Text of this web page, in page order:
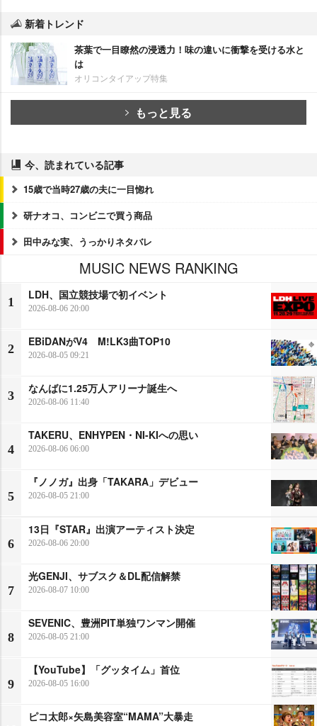
新着トレンド
茶葉で一目瞭然の浸透力！味の違いに衝撃を受ける水と
は
オリコンタイアップ特集
もっと見る
今、読まれている記事
15歳で当時27歳の夫に一目惚れ
研ナオコ、コンビニで買う商品
田中みな実、うっかりネタバレ
MUSIC NEWS RANKING
1
LDH、国立競技場で初イベント
2026-08-06 20:00
2
EBiDANがV4 M!LK3曲TOP10
2026-08-05 09:21
3
なんばに1.25万人アリーナ誕生へ
2026-08-06 11:40
4
TAKERU、ENHYPEN・NI-KIへの思い
2026-08-06 06:00
5
『ノノガ』出身「TAKARA」デビュー
2026-08-05 21:00
6
13日『STAR』出演アーティスト決定
2026-08-06 20:00
7
光GENJI、サブスク＆DL配信解禁
2026-08-07 10:00
8
SEVENIC、豊洲PIT単独ワンマン開催
2026-08-05 21:00
9
【YouTube】「グッタイム」首位
2026-08-05 16:00
ピコ太郎×矢島美容室“MAMA”大暴走